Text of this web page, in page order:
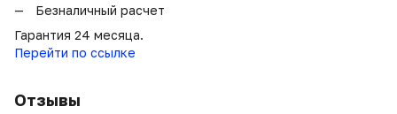
Безналичный расчет
Гарантия 24 месяца.
Перейти по ссылке
Отзывы